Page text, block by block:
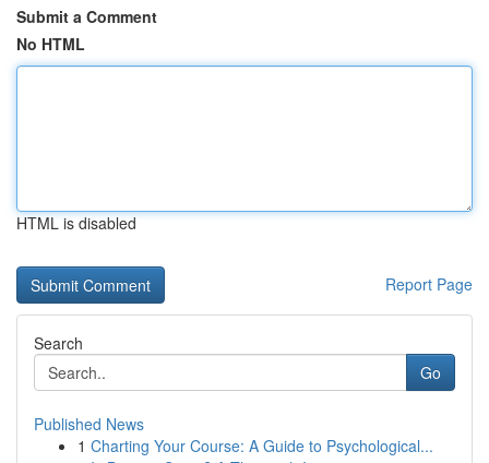
Submit a Comment
No HTML
HTML is disabled
Report Page
Search
Go
Published News
1 Charting Your Course: A Guide to Psychological...